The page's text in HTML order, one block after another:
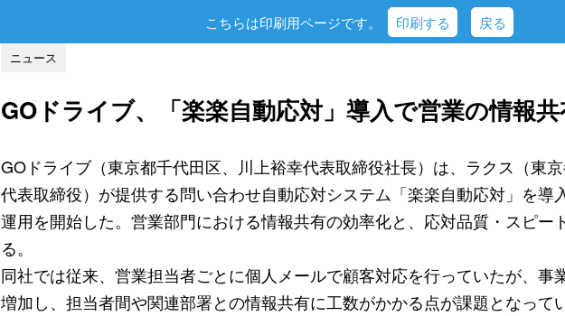
こちらは印刷用ページです。 印刷する 戻る
ニュース
GOドライブ、「楽楽自動応対」導入で営業の情報
GOドライブ（東京都千代田区、川上裕幸代表取締役社長）は、ラクス（東
代表取締役）が提供する問い合わせ自動応対システム「楽楽自動応対」を導
運用を開始した。営業部門における情報共有の効率化と、応対品質・スピー
る。
同社では従来、営業担当者ごとに個人メールで顧客対応を行っていたが、事
増加し、担当者間や関連部署との情報共有に工数がかかる点が課題となって